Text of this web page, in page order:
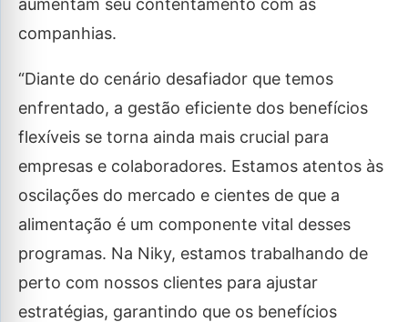
aumentam seu contentamento com as
companhias.
“Diante do cenário desafiador que temos
enfrentado, a gestão eficiente dos benefícios
flexíveis se torna ainda mais crucial para
empresas e colaboradores. Estamos atentos às
oscilações do mercado e cientes de que a
alimentação é um componente vital desses
programas. Na Niky, estamos trabalhando de
perto com nossos clientes para ajustar
estratégias, garantindo que os benefícios